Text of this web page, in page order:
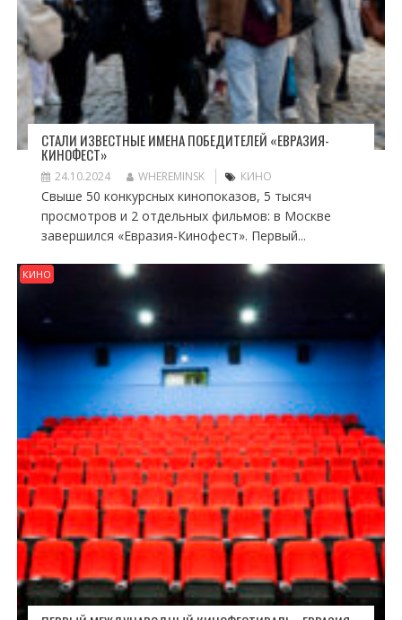
СТАЛИ ИЗВЕСТНЫЕ ИМЕНА ПОБЕДИТЕЛЕЙ «ЕВРАЗИЯ-
КИНОФЕСТ»
24.10.2024 WHEREMINSK КИНО
Свыше 50 конкурсных кинопоказов, 5 тысяч
просмотров и 2 отдельных фильмов: в Москве
завершился «Евразия-Кинофест». Первый...
КИНО